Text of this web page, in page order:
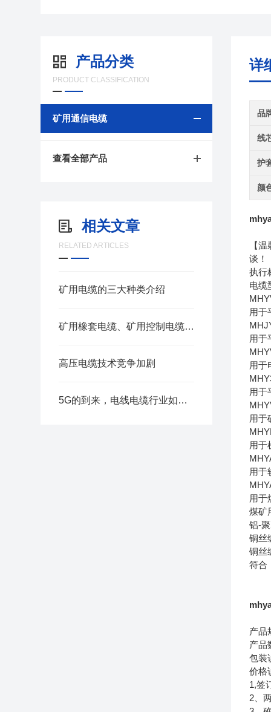
产品分类
PRODUCT CLASSIFICATION
矿用通信电缆
查看全部产品
相关文章
RELATED ARTICLES
矿用电缆的三大种类介绍
矿用橡套电缆、矿用控制电缆、矿用通信电缆、矿用电力电缆、矿用计算机电缆区别，看完不选错
高压电缆技术竞争加剧
5G的到来，电线电缆行业如何找到新痛点？
详
品
线
护
颜
【
谈！
执行
电缆
用于
用于
用于
用于
用于
用于
用于
用于
煤
铝-
铜
铜
符合
产品
产品
包装
价格
1,签
2、